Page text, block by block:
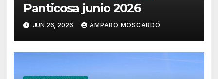
Panticosa junio 2026
JUN 26, 2026 AMPARO MOSCARDÓ